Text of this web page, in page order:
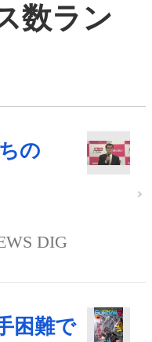
数ラン
の
DIG
困難で